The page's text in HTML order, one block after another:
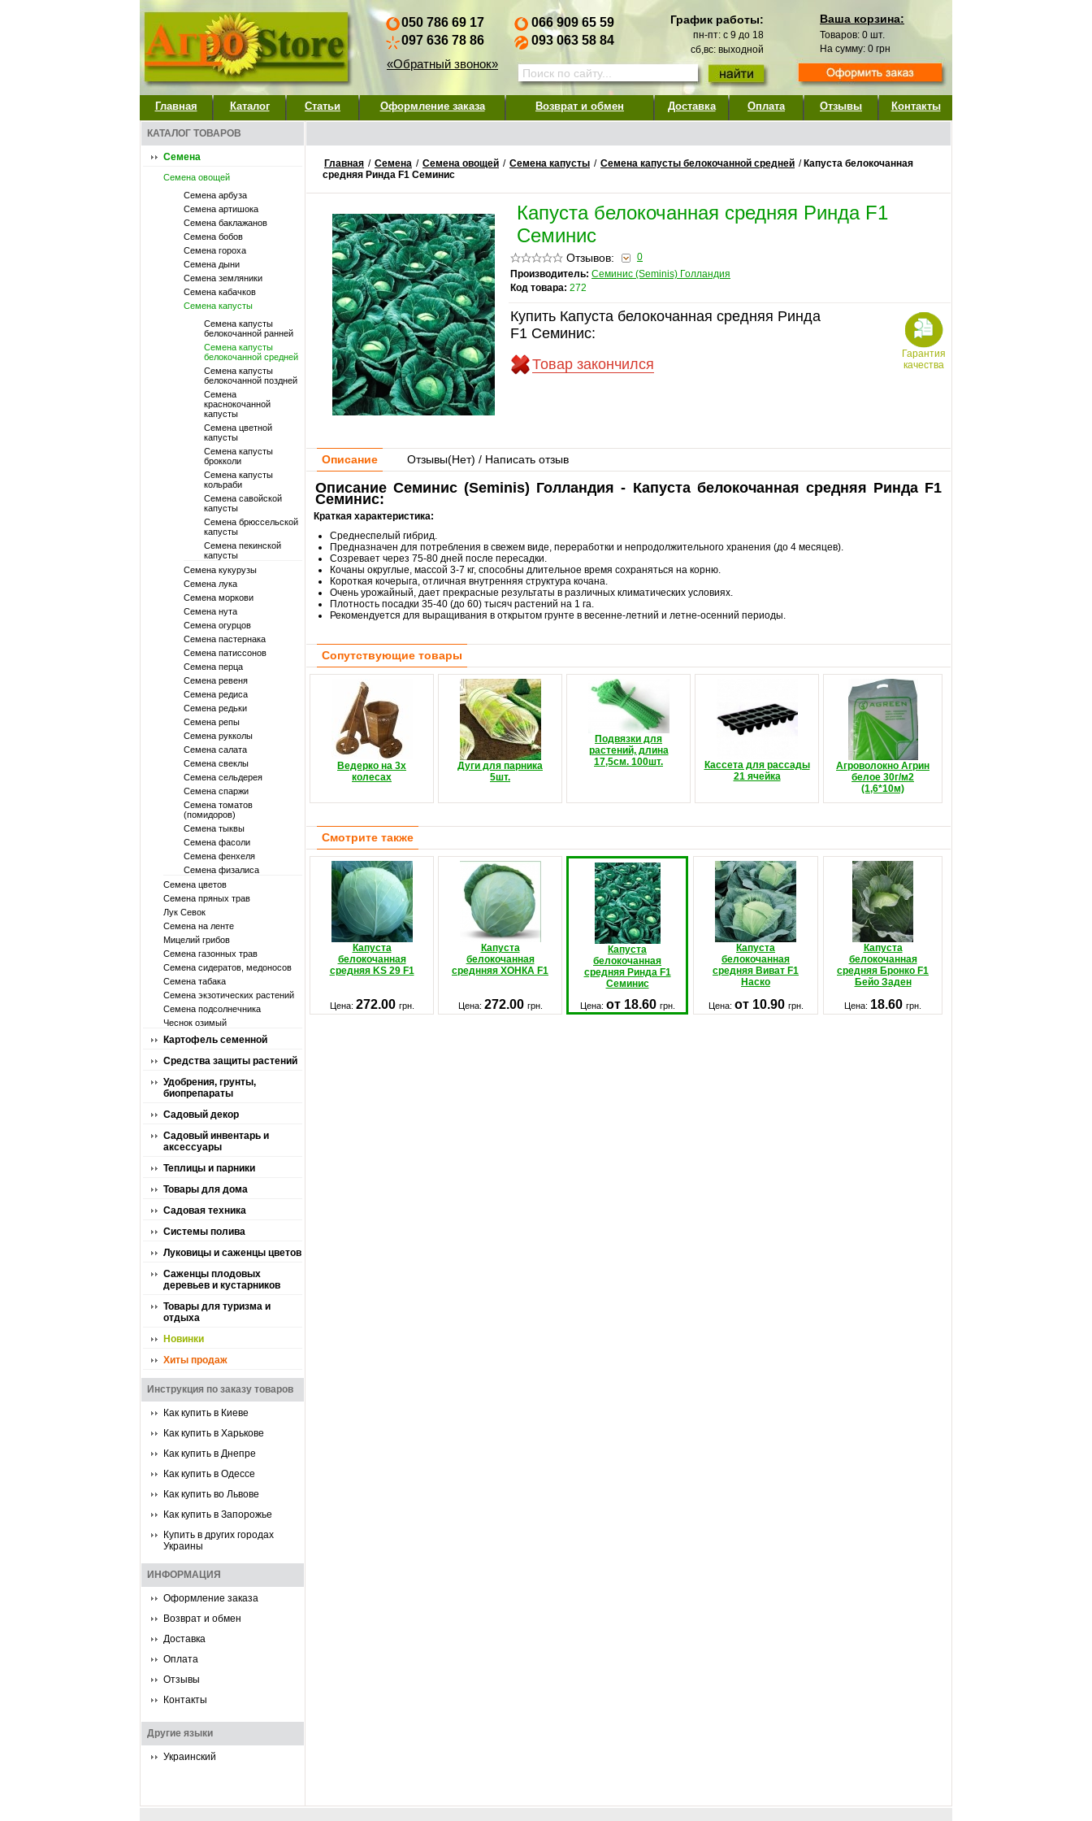
050 786 69 17
097 636 78 86
«Обратный звонок»
066 909 65 59
093 063 58 84
График работы:
пн-пт: с 9 до 18
сб,вс: выходной
Ваша корзина:
Товаров: 0 шт.
На сумму: 0 грн
Главная Каталог Статьи Оформление заказа Возврат и обмен Доставка Оплата Отзывы Контакты
КАТАЛОГ ТОВАРОВ
Семена
Семена овощей
Семена арбуза
Семена артишока
Семена баклажанов
Семена бобов
Семена гороха
Семена дыни
Семена земляники
Семена кабачков
Семена капусты
Семена капусты
белокочанной ранней
Семена капусты
белокочанной средней
Семена капусты
белокочанной поздней
Семена
краснокочанной
капусты
Семена цветной
капусты
Семена капусты
брокколи
Семена капусты
кольраби
Семена савойской
капусты
Семена брюссельской
капусты
Семена пекинской
капусты
Семена кукурузы
Семена лука
Семена моркови
Семена нута
Семена огурцов
Семена пастернака
Семена патиссонов
Семена перца
Семена ревеня
Семена редиса
Семена редьки
Семена репы
Семена рукколы
Семена салата
Семена свеклы
Семена сельдерея
Семена спаржи
Семена томатов
(помидоров)
Семена тыквы
Семена фасоли
Семена фенхеля
Семена физалиса
Семена цветов
Семена пряных трав
Лук Севок
Семена на ленте
Мицелий грибов
Семена газонных трав
Семена сидератов, медоносов
Семена табака
Семена экзотических растений
Семена подсолнечника
Чеснок озимый
Картофель семенной
Средства защиты растений
Удобрения, грунты,
биопрепараты
Садовый декор
Садовый инвентарь и
аксессуары
Теплицы и парники
Товары для дома
Садовая техника
Системы полива
Луковицы и саженцы цветов
Саженцы плодовых
деревьев и кустарников
Товары для туризма и
отдыха
Новинки
Хиты продаж
Инструкция по заказу товаров
Как купить в Киеве
Как купить в Харькове
Как купить в Днепре
Как купить в Одессе
Как купить во Львове
Как купить в Запорожье
Купить в других городах
Украины
ИНФОРМАЦИЯ
Оформление заказа
Возврат и обмен
Доставка
Оплата
Отзывы
Контакты
Другие языки
Украинский
Главная / Семена / Семена овощей / Семена капусты / Семена капусты белокочанной средней / Капуста белокочанная
средняя Ринда F1 Семинис
Капуста белокочанная средняя Ринда F1
Семинис
Отзывов:
0
Производитель: Семинис (Seminis) Голландия
Код товара: 272
Купить Капуста белокочанная средняя Ринда
F1 Семинис:
Товар закончился
Гарантия
качества
Описание Отзывы(Нет) / Написать отзыв
Описание Семинис (Seminis) Голландия - Капуста белокочанная средняя Ринда F1
Семинис:
Краткая характеристика:
Среднеспелый гибрид.
Предназначен для потребления в свежем виде, переработки и непродолжительного хранения (до 4 месяцев).
Созревает через 75-80 дней после пересадки.
Кочаны округлые, массой 3-7 кг, способны длительное время сохраняться на корню.
Короткая кочерыга, отличная внутренняя структура кочана.
Очень урожайный, дает прекрасные результаты в различных климатических условиях.
Плотность посадки 35-40 (до 60) тысяч растений на 1 га.
Рекомендуется для выращивания в открытом грунте в весенне-летний и летне-осенний периоды.
Сопутствующие товары
Ведерко на 3х
колесах
Дуги для парника
5шт.
Подвязки для
растений, длина
17,5см. 100шт.
Кассета для рассады
21 ячейка
Агроволокно Агрин
белое 30г/м2
(1,6*10м)
Смотрите также
Капуста
белокочанная
средняя KS 29 F1
Капуста
белокочанная
среднняя ХОНКА F1
Капуста
белокочанная
средняя Ринда F1
Семинис
Капуста
белокочанная
средняя Виват F1
Наско
Капуста
белокочанная
средняя Бронко F1
Бейо Заден
Цена: 272.00 грн. Цена: 272.00 грн. Цена: от 18.60 грн. Цена: от 10.90 грн. Цена: 18.60 грн.